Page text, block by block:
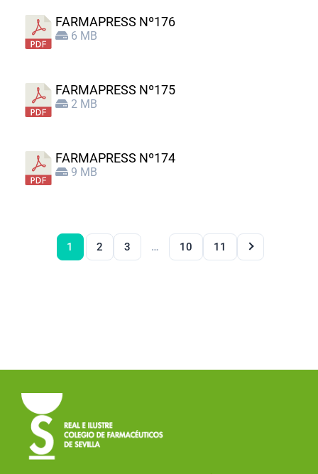
FARMAPRESS Nº176
6 MB
FARMAPRESS Nº175
2 MB
FARMAPRESS Nº174
9 MB
1 2 3 … 10 11